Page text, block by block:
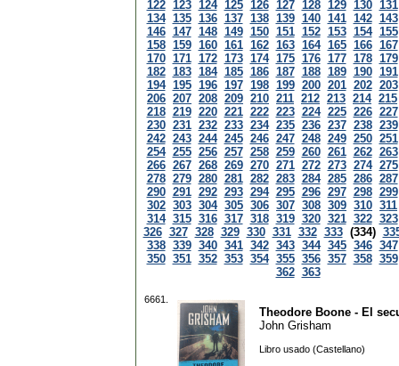
122 123 124 125 126 127 128 129 130 131
134 135 136 137 138 139 140 141 142 143
146 147 148 149 150 151 152 153 154 155
158 159 160 161 162 163 164 165 166 167
170 171 172 173 174 175 176 177 178 179
182 183 184 185 186 187 188 189 190 191
194 195 196 197 198 199 200 201 202 203
206 207 208 209 210 211 212 213 214 215
218 219 220 221 222 223 224 225 226 227
230 231 232 233 234 235 236 237 238 239
242 243 244 245 246 247 248 249 250 251
254 255 256 257 258 259 260 261 262 263
266 267 268 269 270 271 272 273 274 275
278 279 280 281 282 283 284 285 286 287
290 291 292 293 294 295 296 297 298 299
302 303 304 305 306 307 308 309 310 311
314 315 316 317 318 319 320 321 322 323
326 327 328 329 330 331 332 333 (334)
338 339 340 341 342 343 344 345 346 347
350 351 352 353 354 355 356 357 358 359
362 363
6661.
Theodore Boone - El
John Grisham
Libro usado (Castellano)